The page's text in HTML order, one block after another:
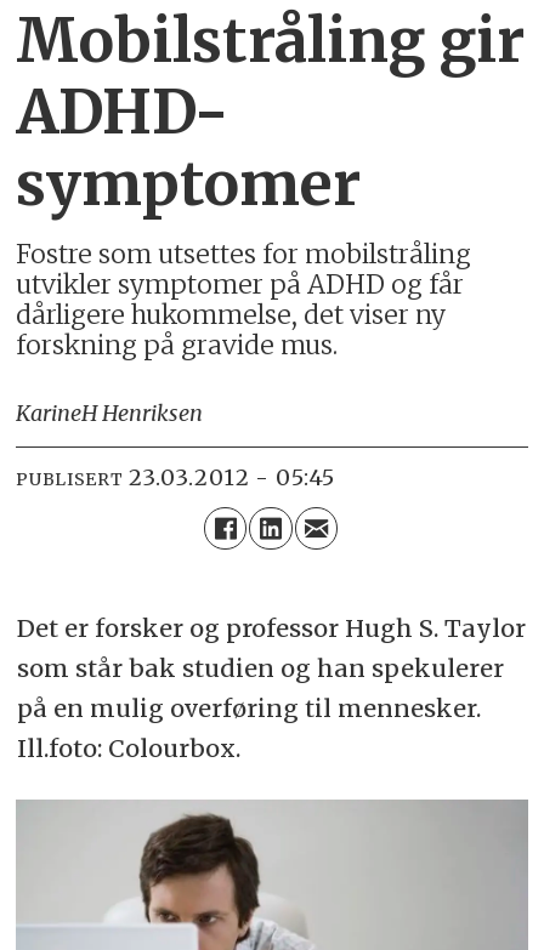
Mobilstråling gir
ADHD-
symptomer
Fostre som utsettes for mobilstråling
utvikler symptomer på ADHD og får
dårligere hukommelse, det viser ny
forskning på gravide mus.
KarineH Henriksen
PUBLISERT 23.03.2012 - 05:45
Det er forsker og professor Hugh S. Taylor
som står bak studien og han spekulerer
på en mulig overføring til mennesker.
Ill.foto: Colourbox.